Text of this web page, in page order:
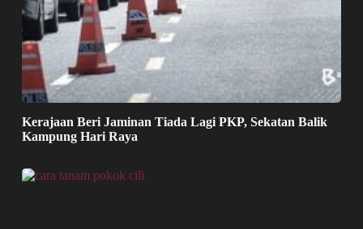
Kerajaan Beri Jaminan Tiada Lagi PKP, Sekatan Balik
Kampung Hari Raya